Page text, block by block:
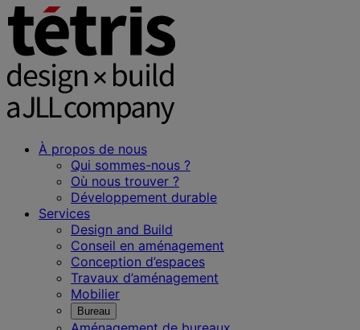
À propos de nous
Qui sommes-nous ?
Où nous trouver ?
Développement durable
Services
Design and Build
Conseil en aménagement
Conception d’espaces
Travaux d’aménagement
Mobilier
Bureau